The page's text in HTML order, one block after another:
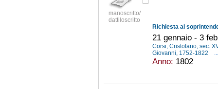
manoscritto/
dattiloscritto
21 gennaio - 3
Corsi, Cristofano, sec.
Giovanni, 1752-1822
...
Anno: 1802